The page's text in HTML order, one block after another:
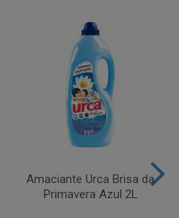
Amaciante Urca Brisa da
Primavera Azul 2L